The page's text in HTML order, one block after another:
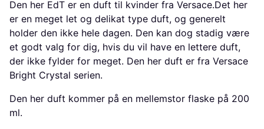
Den her EdT er en duft til kvinder fra Versace.Det her
er en meget let og delikat type duft, og generelt
holder den ikke hele dagen. Den kan dog stadig være
et godt valg for dig, hvis du vil have en lettere duft,
der ikke fylder for meget. Den her duft er fra Versace
Bright Crystal serien.
Den her duft kommer på en mellemstor flaske på 200
ml.